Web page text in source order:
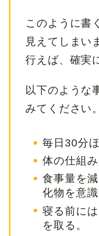
このように書
見えてしまい
行えば、確実
以下のような
みてください。
毎日30分
体の仕組
食事量を
化物を意識
寝る前に
を取る。